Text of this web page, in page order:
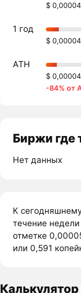
$
1 год
$
ATH
$
-84% от
Биржи где
Нет данных
К
течение
отметке
или 0,591
Калькулятор